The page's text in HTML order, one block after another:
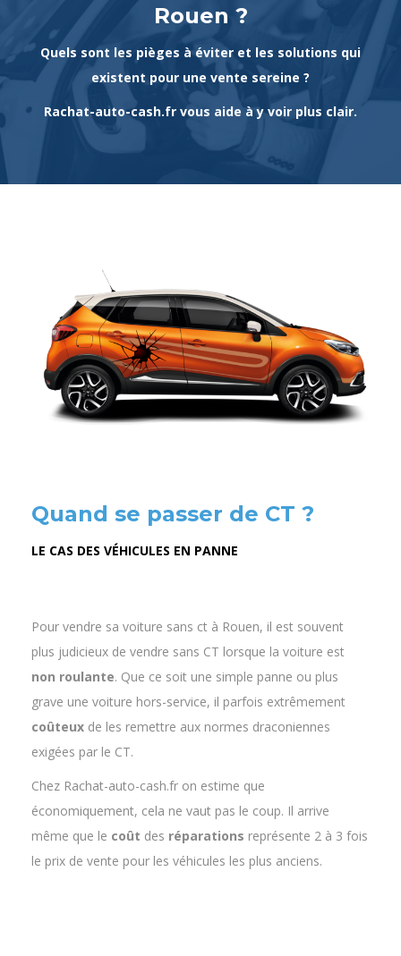
Rouen ?
Quels sont les pièges à éviter et les solutions qui
existent pour une vente sereine ?
Rachat-auto-cash.fr vous aide à y voir plus clair.
Quand se passer de CT ?
LE CAS DES VÉHICULES EN PANNE
Pour vendre sa voiture sans ct à Rouen, il est souvent
plus judicieux de vendre sans CT lorsque la voiture est
non roulante. Que ce soit une simple panne ou plus
grave une voiture hors-service, il parfois extrêmement
coûteux de les remettre aux normes draconiennes
exigées par le CT.
Chez Rachat-auto-cash.fr on estime que
économiquement, cela ne vaut pas le coup. Il arrive
même que le coût des réparations représente 2 à 3 fois
le prix de vente pour les véhicules les plus anciens.